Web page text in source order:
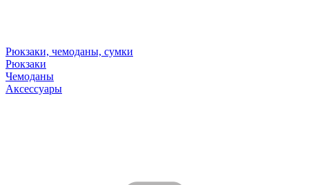
Рюкзаки, чемоданы, сумки
Рюкзаки
Чемоданы
Аксессуары